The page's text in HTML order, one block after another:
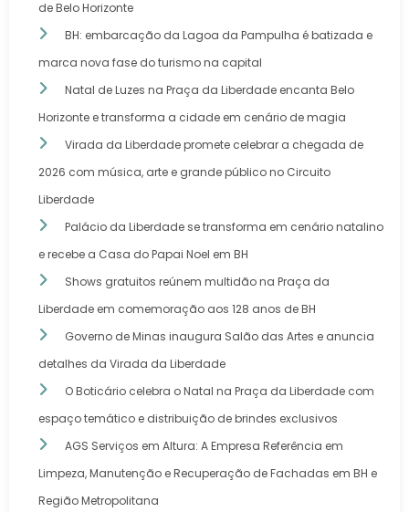
de Belo Horizonte
BH: embarcação da Lagoa da Pampulha é batizada e
marca nova fase do turismo na capital
Natal de Luzes na Praça da Liberdade encanta Belo
Horizonte e transforma a cidade em cenário de magia
Virada da Liberdade promete celebrar a chegada de
2026 com música, arte e grande público no Circuito
Liberdade
Palácio da Liberdade se transforma em cenário natalino
e recebe a Casa do Papai Noel em BH
Shows gratuitos reúnem multidão na Praça da
Liberdade em comemoração aos 128 anos de BH
Governo de Minas inaugura Salão das Artes e anuncia
detalhes da Virada da Liberdade
O Boticário celebra o Natal na Praça da Liberdade com
espaço temático e distribuição de brindes exclusivos
AGS Serviços em Altura: A Empresa Referência em
Limpeza, Manutenção e Recuperação de Fachadas em BH e
Região Metropolitana